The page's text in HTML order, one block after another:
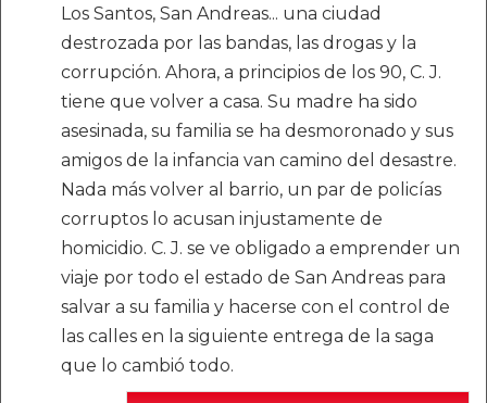
Los Santos, San Andreas... una ciudad
destrozada por las bandas, las drogas y la
corrupción. Ahora, a principios de los 90, C. J.
tiene que volver a casa. Su madre ha sido
asesinada, su familia se ha desmoronado y sus
amigos de la infancia van camino del desastre.
Nada más volver al barrio, un par de policías
corruptos lo acusan injustamente de
homicidio. C. J. se ve obligado a emprender un
viaje por todo el estado de San Andreas para
salvar a su familia y hacerse con el control de
las calles en la siguiente entrega de la saga
que lo cambió todo.